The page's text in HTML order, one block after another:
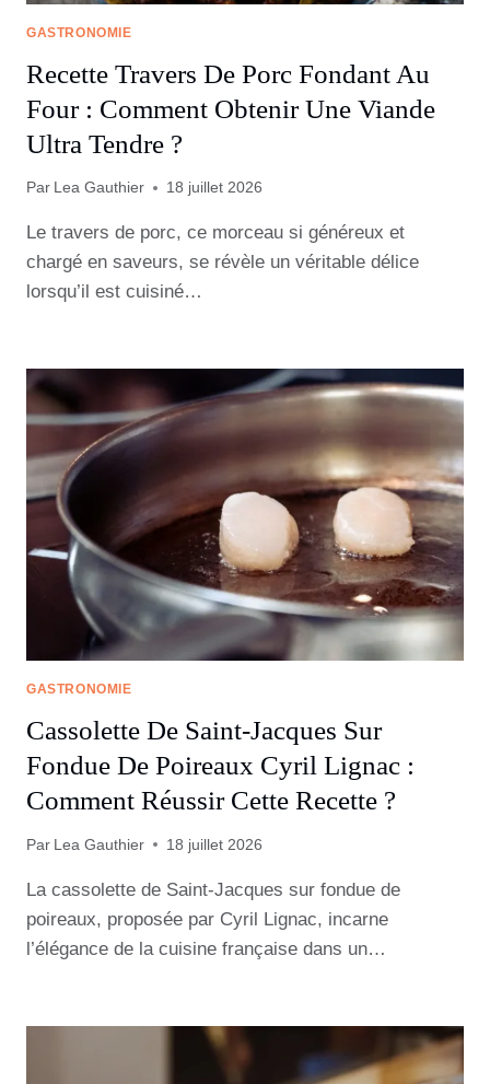
GASTRONOMIE
Recette Travers De Porc Fondant Au
Four : Comment Obtenir Une Viande
Ultra Tendre ?
Par Lea Gauthier 18 juillet 2026
Le travers de porc, ce morceau si généreux et
chargé en saveurs, se révèle un véritable délice
lorsqu’il est cuisiné…
GASTRONOMIE
Cassolette De Saint-Jacques Sur
Fondue De Poireaux Cyril Lignac :
Comment Réussir Cette Recette ?
Par Lea Gauthier 18 juillet 2026
La cassolette de Saint-Jacques sur fondue de
poireaux, proposée par Cyril Lignac, incarne
l’élégance de la cuisine française dans un…